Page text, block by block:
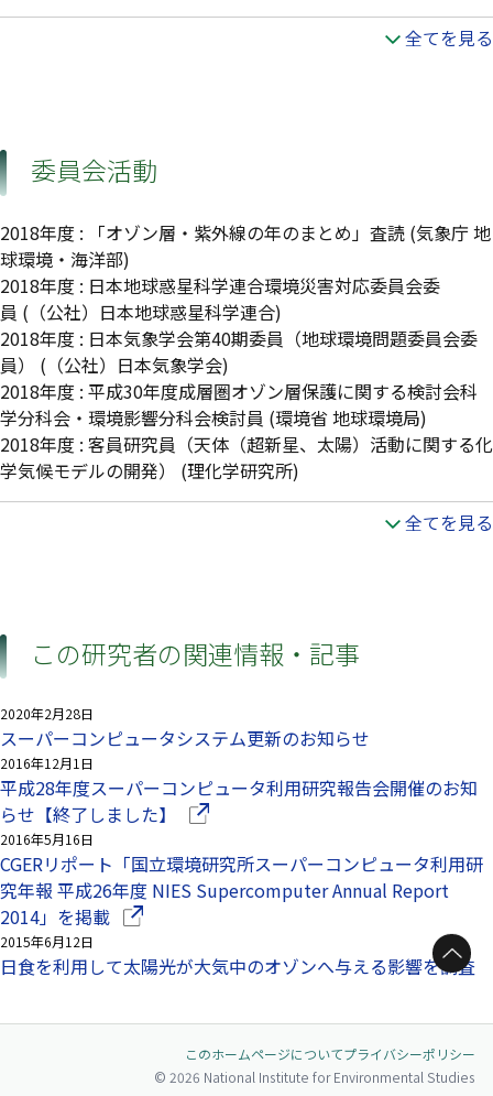
全てを見る
委員会活動
2018年度 : 「オゾン層・紫外線の年のまとめ」査読 (気象庁 地
球環境・海洋部)
2018年度 : 日本地球惑星科学連合環境災害対応委員会委
員 (（公社）日本地球惑星科学連合)
2018年度 : 日本気象学会第40期委員（地球環境問題委員会委
員）
(（公社）日本気象学会)
2018年度 : 平成30年度成層圏オゾン層保護に関する検討会科
学分科会・環境影響分科会検討員 (環境省 地球環境局)
2018年度 : 客員研究員（天体（超新星、太陽）活動に関する化
学気候モデルの開発）
(理化学研究所)
全てを見る
この研究者の関連情報・記事
2020年2月28日
スーパーコンピュータシステム更新のお知らせ
2016年12月1日
平成28年度スーパーコンピュータ利用研究報告会開催のお知
らせ【終了しました】
（別ウインドウで開きます）
2016年5月16日
CGERリポート「国立環境研究所スーパーコンピュータ利用研
究年報 平成26年度 NIES Supercomputer Annual Report
2014」を掲載（別ウインドウで開きます）
2015年6月12日
日食を利用して太陽光が大気中のオゾンへ与える影響を調査
ページトップへ
このホームページについてプライバシーポリシー
© 2026 National Institute for Environmental Studies